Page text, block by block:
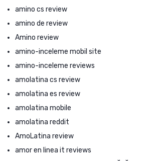
amino cs review
amino de review
Amino review
amino-inceleme mobil site
amino-inceleme reviews
amolatina cs review
amolatina es review
amolatina mobile
amolatina reddit
AmoLatina review
amor en linea it reviews